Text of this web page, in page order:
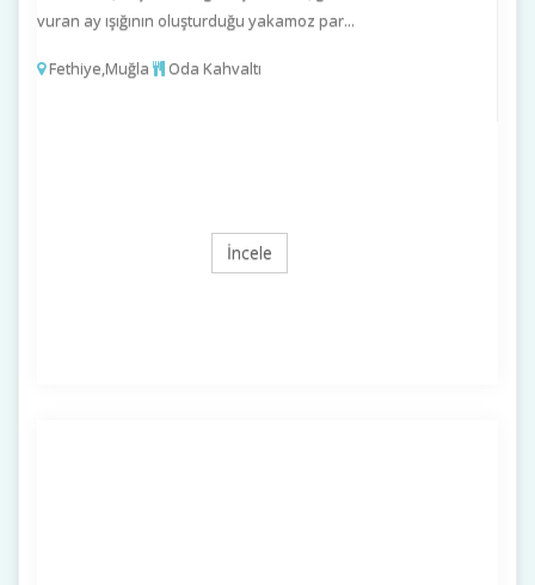
vuran ay ışığının oluşturduğu yakamoz par...
Fethiye,Muğla Oda Kahvaltı
İncele